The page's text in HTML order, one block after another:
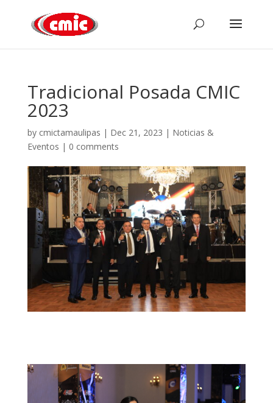
Tradicional Posada CMIC
2023
by cmictamaulipas | Dec 21, 2023 | Noticias &
Eventos | 0 comments